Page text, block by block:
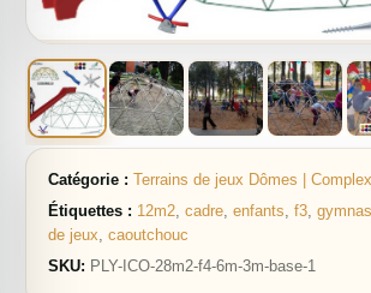
Catégorie : Terrains de jeux Dômes |
Étiquettes : 12m2 ,cadre ,enfants ,f3 ,
de jeux ,сaoutchouc
SKU: PLY-ICO-28m2-f4-6m-3m-base-1